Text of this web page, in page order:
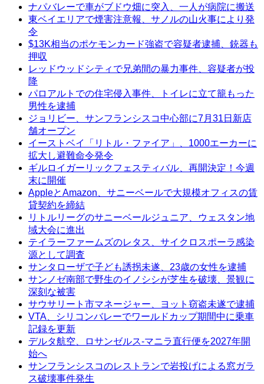
ナパバレーで車がブドウ畑に突入、一人が病院に搬送
東ベイエリアで煙害注意報、サノルの山火事により発
令
$13K相当のポケモンカード強盗で容疑者逮捕、銃器も
押収
レッドウッドシティで兄弟間の暴力事件、容疑者が投
降
パロアルトでの住宅侵入事件、トイレに立て籠もった
男性を逮捕
ジョリビー、サンフランシスコ中心部に7月31日新店
舗オープン
イーストベイ「リトル・ファイア」、1000エーカーに
拡大し避難命令発令
ギルロイガーリックフェスティバル、再開決定！今週
末に開催
AppleとAmazon、サニーベールで大規模オフィスの賃
貸契約を締結
リトルリーグのサニーベールジュニア、ウェスタン地
域大会に進出
テイラーファームズのレタス、サイクロスポーラ感染
源として調査
サンタローザで子ども誘拐未遂、23歳の女性を逮捕
サンノゼ南部で野生のイノシシが芝生を破壊、景観に
深刻な被害
サウサリート市マネージャー、ヨット窃盗未遂で逮捕
VTA、シリコンバレーでワールドカップ期間中に乗車
記録を更新
デルタ航空、ロサンゼルス-マニラ直行便を2027年開
始へ
サンフランシスコのレストランで岩投げによる窓ガラ
ス破壊事件発生